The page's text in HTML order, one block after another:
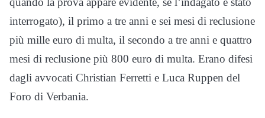
interrogato), il primo a tre anni e sei mesi di reclusione
più mille euro di multa, il secondo a tre anni e quattro
mesi di reclusione più 800 euro di multa. Erano difesi
dagli avvocati Christian Ferretti e Luca Ruppen del
Foro di Verbania.